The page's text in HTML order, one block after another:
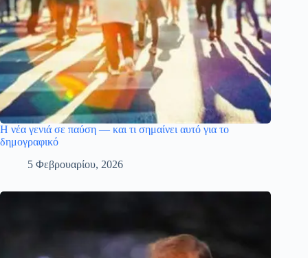
Η νέα γενιά σε παύση — και τι σημαίνει αυτό για το
δημογραφικό
5 Φεβρουαρίου, 2026